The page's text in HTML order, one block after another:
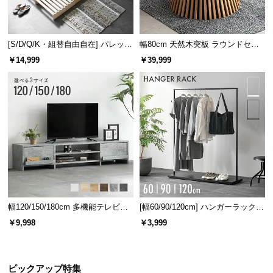
[S/D/Q/K・組替自由自在] パレット
ベッド 8/12/16枚セット
￥14,999
幅80cm 天然木突板 ラウンドセン
ターテーブル 美しい格子デザイン
￥39,999
幅120/150/180cm 多機能テレビボ
ード 木目/石目調 オープン収納・
￥9,998
[幅60/90/120cm] ハンガーラック
スチール 4段階高さ調節 サイドフ
￥3,999
ピックアップ特集